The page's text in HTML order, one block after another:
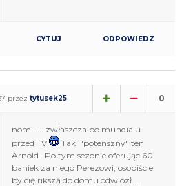
CYTUJ ODPOWIEDZ
przez tytusek25 0
nom.. ....zwłaszcza po mundialu
przed TV
Taki "potenszny" ten
Arnold . Po tym sezonie oferując 60
baniek za niego Perezowi, osobiście
by cię rikszą do domu odwiózł....